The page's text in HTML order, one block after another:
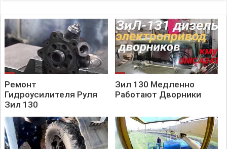
Ремонт
Гидроусилителя Руля
Зил 130
Зил 130 Медленно
Работают Дворники